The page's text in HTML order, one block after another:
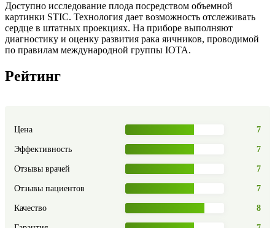
Доступно исследование плода посредством объемной
картинки STIC. Технология дает возможность отслеживать
сердце в штатных проекциях. На приборе выполняют
диагностику и оценку развития рака яичников, проводимой
по правилам международной группы IOTA.
Рейтинг
Цена 7
Эффективность 7
Отзывы врачей 7
Отзывы пациентов 7
Качество 8